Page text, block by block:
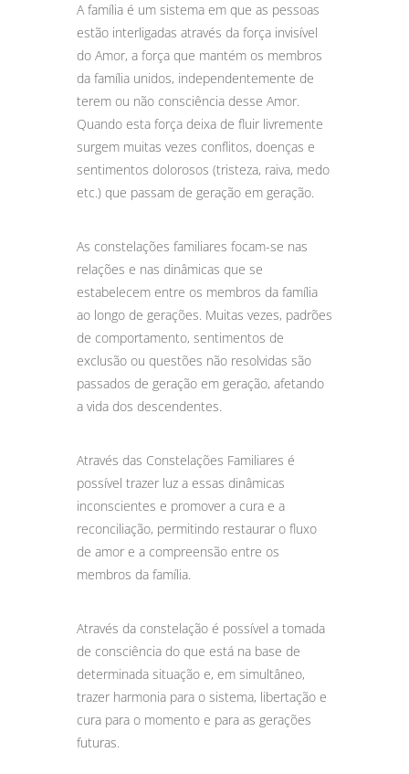
A família é um sistema em que as pessoas
estão interligadas através da força invisível
do Amor, a força que mantém os membros
da família unidos, independentemente de
terem ou não consciência desse Amor.
Quando esta força deixa de fluir livremente
surgem muitas vezes conflitos, doenças e
sentimentos dolorosos (tristeza, raiva, medo
etc.) que passam de geração em geração.
As constelações familiares focam-se nas
relações e nas dinâmicas que se
estabelecem entre os membros da família
ao longo de gerações. Muitas vezes, padrões
de comportamento, sentimentos de
exclusão ou questões não resolvidas são
passados de geração em geração, afetando
a vida dos descendentes.
Através das Constelações Familiares é
possível trazer luz a essas dinâmicas
inconscientes e promover a cura e a
reconciliação, permitindo restaurar o fluxo
de amor e a compreensão entre os
membros da família.
Através da constelação é possível a tomada
de consciência do que está na base de
determinada situação e, em simultâneo,
trazer harmonia para o sistema, libertação e
cura para o momento e para as gerações
futuras.